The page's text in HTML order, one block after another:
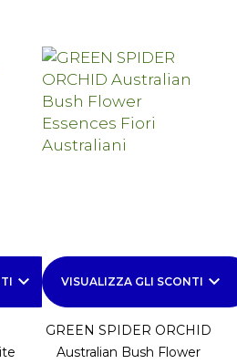
keyboard_arrow_down VISUALIZZA GLI SCONTI keyboard_arrow_down
GREEN SPIDER ORCHID
Australian Bush Flower